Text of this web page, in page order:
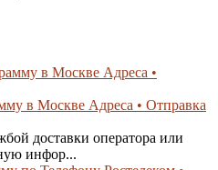
в Москве Адреса • Отправка
доставки оператора или
инфор...